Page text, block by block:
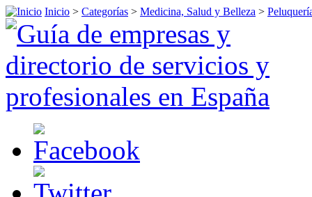
Inicio > Categorías > Medicina, Salud y Belleza >